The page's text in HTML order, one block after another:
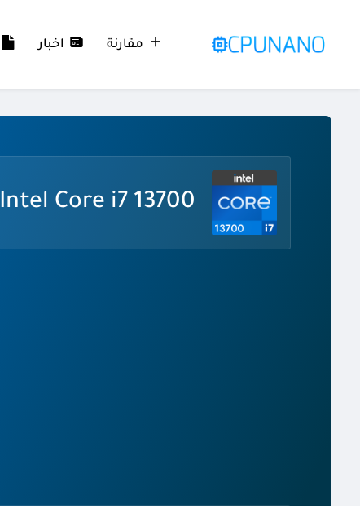
مقارنة اخبار
Intel Core i7 13700